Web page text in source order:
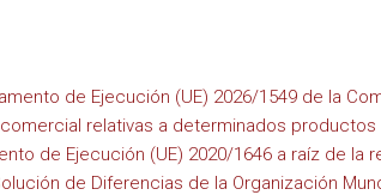
de Ejecución (UE) 2026/1549 de la
relativas a determinados
de Ejecución (UE) 2020/1646 a raíz de
de Diferencias de la Organización